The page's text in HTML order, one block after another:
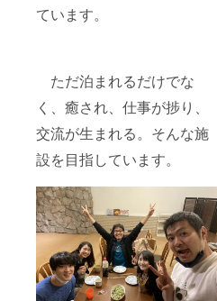
ています。
ただ泊まれるだけでな
く、癒され、仕事が捗り、
交流が生まれる。そんな施
設を目指しています。